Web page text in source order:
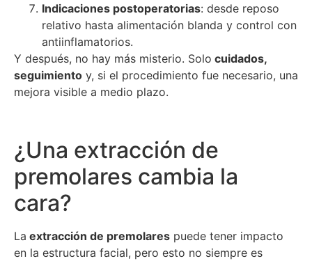
Indicaciones postoperatorias: desde reposo
relativo hasta alimentación blanda y control con
antiinflamatorios.
Y después, no hay más misterio. Solo cuidados,
seguimiento y, si el procedimiento fue necesario, una
mejora visible a medio plazo.
¿Una extracción de
premolares cambia la
cara?
La extracción de premolares puede tener impacto
en la estructura facial, pero esto no siempre es